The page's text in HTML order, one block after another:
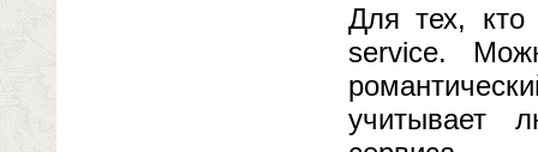
Для тех, кто
service.
учитывает